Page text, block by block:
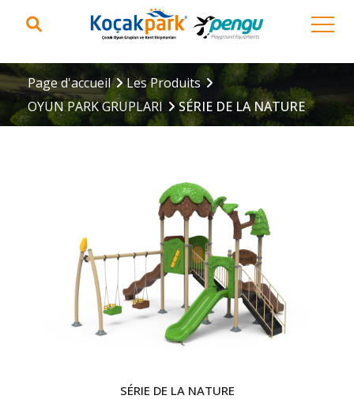
Page d'accueil
Les Produits
OYUN PARK GRUPLARI
SÉRIE DE LA NATURE
SÉRIE DE LA NATURE